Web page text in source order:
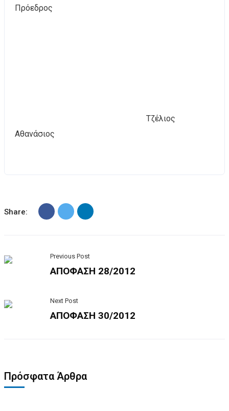
Πρόεδρος
Τζέλιος
Αθανάσιος
Share:
Previous Post
ΑΠΟΦΑΣΗ 28/2012
Next Post
ΑΠΟΦΑΣΗ 30/2012
Πρόσφατα Άρθρα